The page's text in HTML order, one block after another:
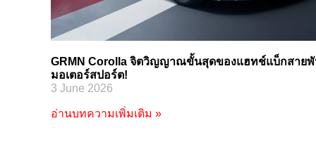
GRMN Corolla จิตวิญญาณขั้นสุดของแฮทช์แบ็กสาย
มอเตอร์สปอร์ต!
3 June 2026
อ่านบทความเพิ่มเติม »